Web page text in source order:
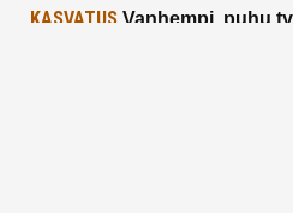
KASVATUS Vanhempi, puhu